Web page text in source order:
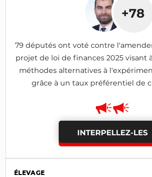
+78
79 députés ont voté contre
projet de loi de finances 2025 visant
méthodes alternatives à
grâce à un taux préférentiel de
INTERPELLEZ-LES
ÉLEVAGE